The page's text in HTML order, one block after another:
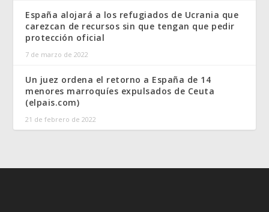
España alojará a los refugiados de Ucrania que
carezcan de recursos sin que tengan que pedir
protección oficial
7 de marzo de 2022
Un juez ordena el retorno a España de 14
menores marroquíes expulsados de Ceuta
(elpais.com)
21 de febrero de 2022